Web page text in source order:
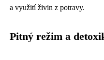
a využití živin z potravy.
Pitný režim a